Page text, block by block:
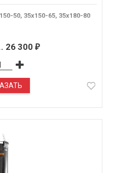
50, 35х150-65, 35х180-80
26 300 ₽